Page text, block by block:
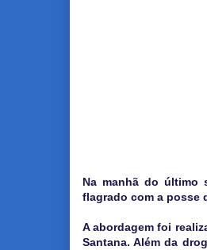
Na manhã do último
flagrado com a posse
A abordagem foi
Santana. Além da